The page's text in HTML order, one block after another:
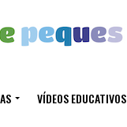
VÍDEOS EDUCATIVOS